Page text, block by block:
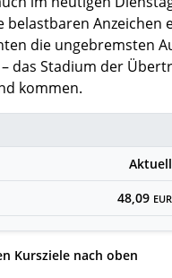
belastbaren
die ungebremsten
das Stadium der
kommen.
Aktuell
48,09 EUR
Kursziele nach oben